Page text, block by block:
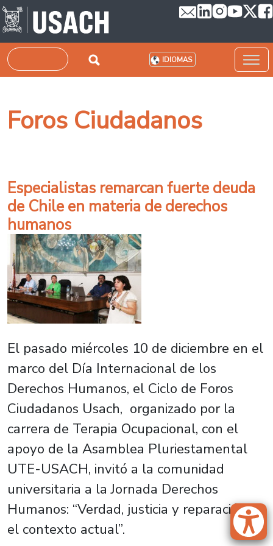
Pasar al contenido principal
Buscar IDIOMAS
Foros Ciudadanos
Especialistas remarcan fuerte deuda
de Chile en materia de derechos
humanos
El pasado miércoles 10 de diciembre en el
marco del Día Internacional de los
Derechos Humanos, el Ciclo de Foros
Ciudadanos Usach, organizado por la
carrera de Terapia Ocupacional, con el
apoyo de la Asamblea Pluriestamental
UTE-USACH, invitó a la comunidad
universitaria a la Jornada Derechos
Humanos: “Verdad, justicia y reparación en
el contexto actual”.